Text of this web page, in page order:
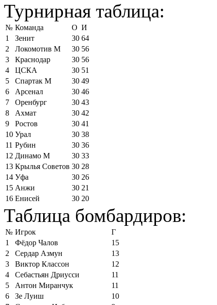
Турнирная таблица:
№ Команда О И
1
Зенит 30 64
2
Локомотив М 30 56
3
Краснодар 30 56
4
ЦСКА 30 51
5
Спартак М 30 49
6
Арсенал 30 46
7
Оренбург 30 43
8
Ахмат 30 42
9
Ростов 30 41
10 Урал 30 38
11 Рубин 30 36
12 Динамо М 30 33
13 Крылья Советов 30 28
14 Уфа 30 26
15 Анжи 30 21
16 Енисей 30 20
Таблица бомбардиров:
№ Игрок
Г
1
Фёдор Чалов
15
2
Сердар Азмун
13
3
Виктор Классон
12
4
Себастьян Дриусси
11
5
Антон Миранчук
11
6
Зе Луиш
10